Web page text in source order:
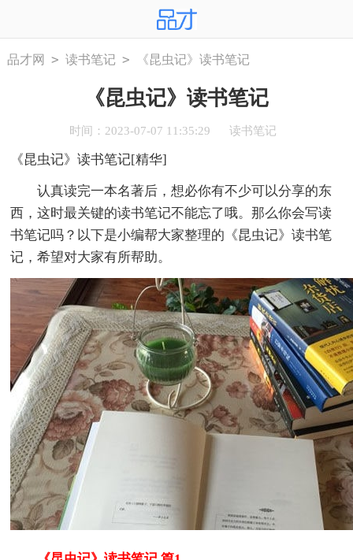
品才网 > 读书笔记 > 《昆虫记》读书笔记
《昆虫记》读书笔记
时间：2023-07-07 11:35:29 读书笔记
《昆虫记》读书笔记[精华]
认真读完一本名著后，想必你有不少可以分享的东
西，这时最关键的读书笔记不能忘了哦。那么你会写读
书笔记吗？以下是小编帮大家整理的《昆虫记》读书笔
记，希望对大家有所帮助。